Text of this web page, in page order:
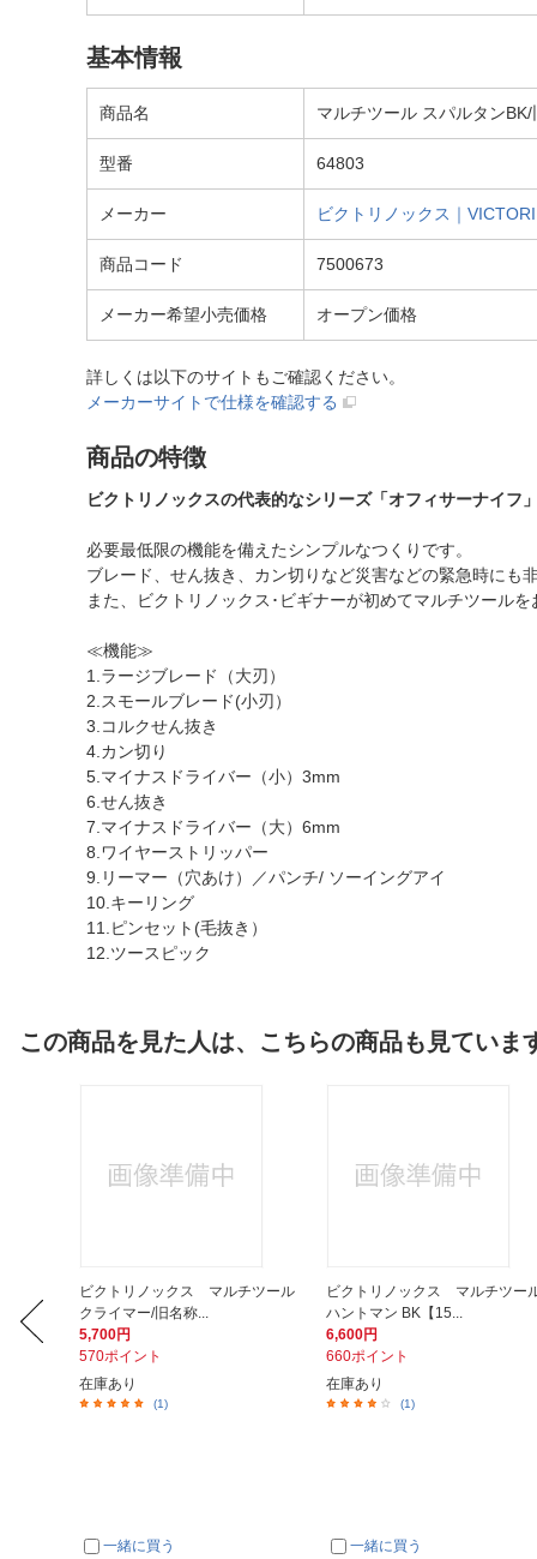
基本情報
商品名 マルチツール スパルタン
型番 64803
メーカー ビクトリノックス｜
商品コード 7500673
メーカー希望小売価格 オープン価格
詳しくは以下のサイトもご確認ください。
メーカーサイトで仕様を確認する
商品の特徴
ビクトリノックスの代表的なシリーズ「オフィサーナイフ
必要最低限の機能を備えたシンプルなつくりです。
ブレード、せん抜き、カン切りなど災害などの緊急時にも
また、ビクトリノックス･ビギナーが初めてマルチツール
≪機能≫
1.ラージブレード（大刃）
2.スモールブレード(小刃）
3.コルクせん抜き
4.カン切り
5.マイナスドライバー（小）3mm
6.せん抜き
7.マイナスドライバー（大）6mm
8.ワイヤーストリッパー
9.リーマー（穴あけ）／パンチ/ ソーイングアイ
10.キーリング
11.ピンセット(毛抜き）
12.ツースピック
この商品を見た人は、こちらの商品も見ていま
ビクトリノックス マルチツール
クライマー/旧名称...
5,700円
570ポイント
在庫あり
(1)
一緒に買う
ビクトリノックス マルチツー
ハントマン BK【15...
6,600円
660ポイント
在庫あり
(1)
一緒に買う